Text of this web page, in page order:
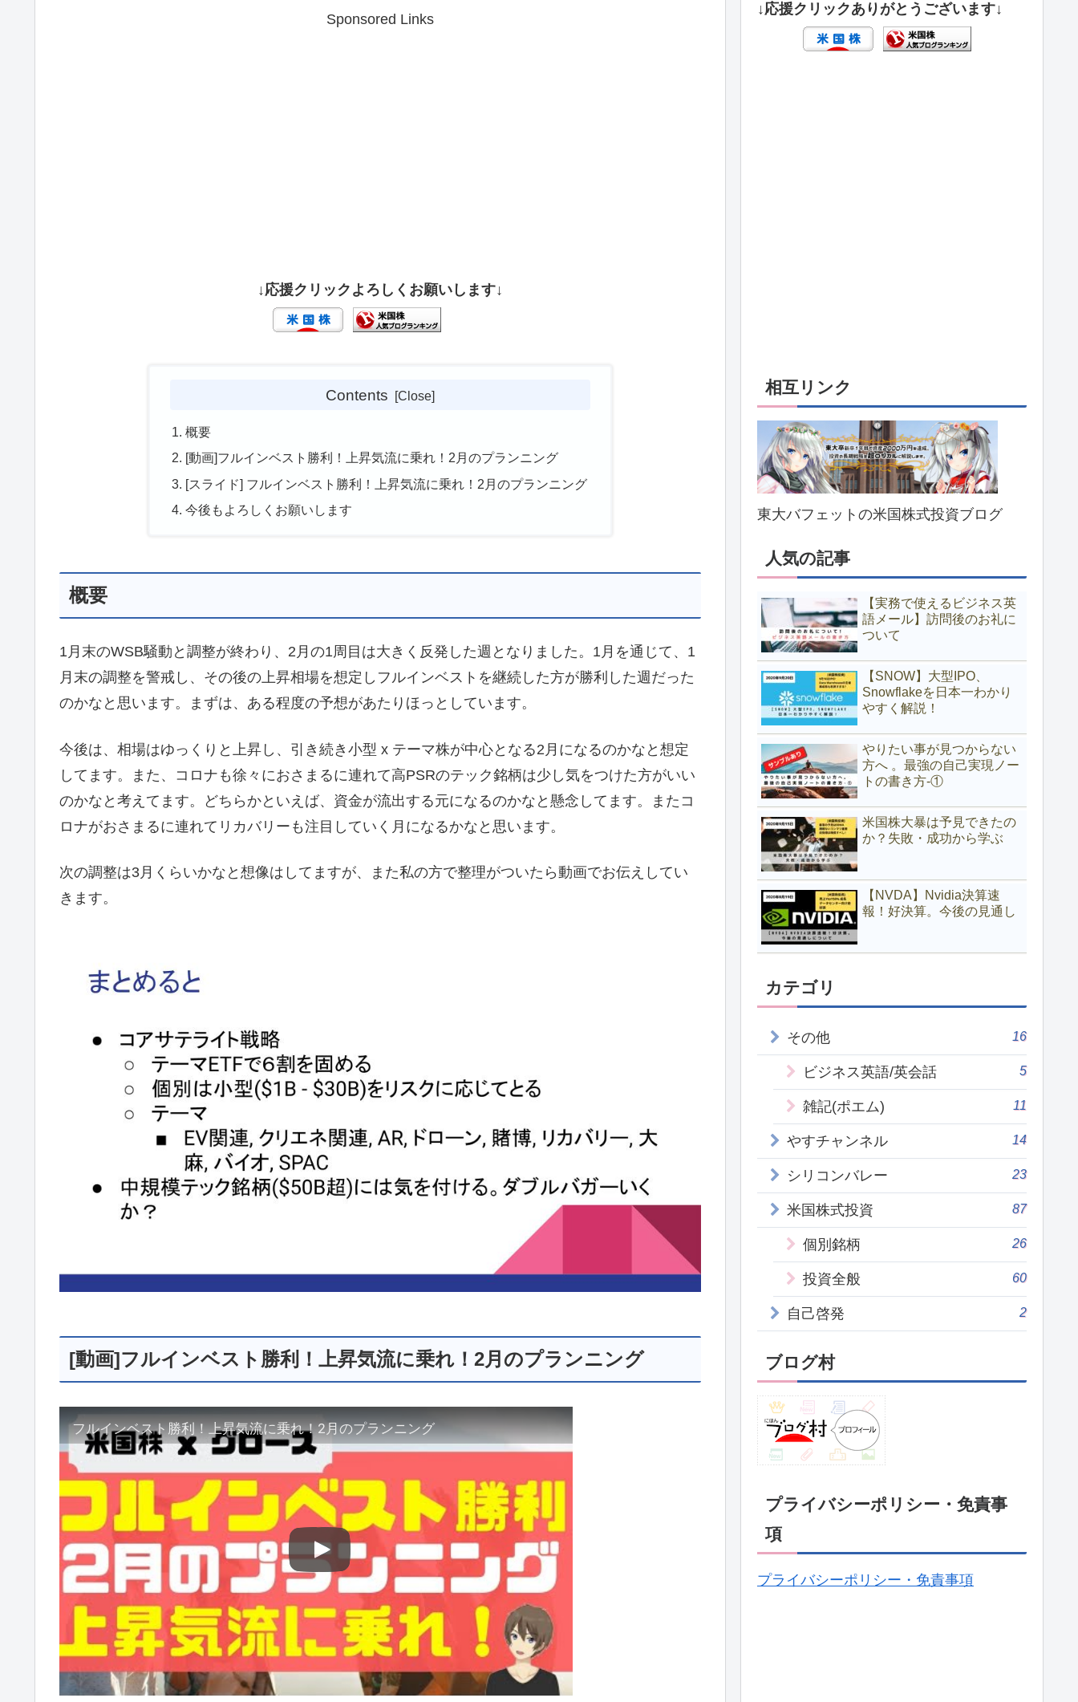
Sponsored Links
↓応援クリックよろしくお願いします↓
Contents
概要
[動画]フルインベスト勝利！上昇気流に乗れ！2月のプランニング
[スライド] フルインベスト勝利！上昇気流に乗れ！2月のプランニング
今後もよろしくお願いします
概要
1月末のWSB騒動と調整が終わり、2月の1周目は大きく反発した週となりました。1月を通じて、1
月末の調整を警戒し、その後の上昇相場を想定しフルインベストを継続した方が勝利した週だった
のかなと思います。まずは、ある程度の予想があたりほっとしています。
今後は、相場はゆっくりと上昇し、引き続き小型 x テーマ株が中心となる2月になるのかなと想定
してます。また、コロナも徐々におさまるに連れて高PSRのテック銘柄は少し気をつけた方がいい
のかなと考えてます。どちらかといえば、資金が流出する元になるのかなと懸念してます。またコ
ロナがおさまるに連れてリカバリーも注目していく月になるかなと思います。
次の調整は3月くらいかなと想像はしてますが、また私の方で整理がついたら動画でお伝えしてい
きます。
[動画]フルインベスト勝利！上昇気流に乗れ！2月のプランニング
フルインベスト勝利！上昇気流に乗れ！2月のプランニング
↓応援クリックありがとうございます↓
相互リンク
東大バフェットの米国株式投資ブログ
人気の記事
【実務で使えるビジネス英
語メール】訪問後のお礼に
ついて
【SNOW】大型IPO、
Snowflakeを日本一わかり
やすく解説！
やりたい事が見つからない
方へ 。最強の自己実現ノー
トの書き方-①
米国株大暴は予見できたの
か？失敗・成功から学ぶ
【NVDA】Nvidia決算速
報！好決算。今後の見通し
カテゴリ
その他 16
ビジネス英語/英会話 5
雑記(ポエム) 11
やすチャンネル 14
シリコンバレー 23
米国株式投資 87
個別銘柄 26
投資全般 60
自己啓発 2
ブログ村
プライバシーポリシー・免責事
項
プライバシーポリシー・免責事項